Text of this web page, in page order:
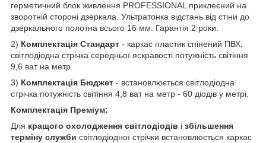
герметичний блок живлення PROFESSIONAL приклеєний на
зворотній стороні дзеркала. Ультратонка відстань від стіни до
дзеркального полотна всього 16 мм. Гарантія 2 роки.
2) Комплектація Стандарт - каркас пластик спінений ПВХ,
світлодіодна стрічка середньої яскравості потужність світіння
9,6 ват на метр.
3) Комплектація Бюджет - встановлюється світлодіодна
стрічка потужність світіння 4,8 ват на метр - 60 діодів у метрі.
Комплектація Преміум:
Для кращого охолодження світлодіодів і збільшення
терміну служби світлодіодної стрічки встановлюється каркас